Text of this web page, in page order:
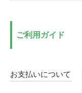
ご利用ガイド
お支払いについて